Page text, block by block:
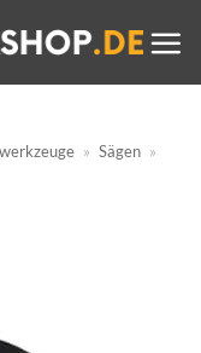
» Sägen »